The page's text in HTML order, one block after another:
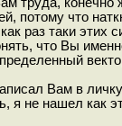
потому что
раз таки этих
что Вы
Вам в
я не нашел как